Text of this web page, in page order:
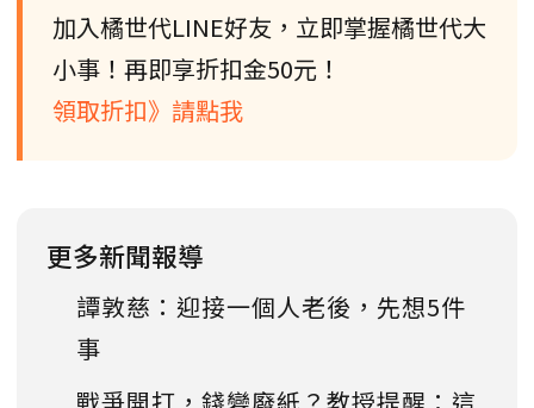
加入橘世代LINE好友，立即掌握橘世代大
小事！再即享折扣金50元！
領取折扣》請點我
更多新聞報導
譚敦慈：迎接一個人老後，先想5件
事